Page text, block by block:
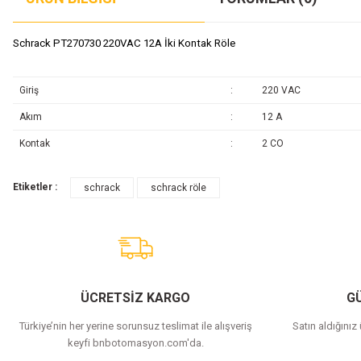
Schrack PT270730 220VAC 12A İki Kontak Röle
Giriş : 220 VAC
Akım : 12 A
Kontak : 2 CO
Etiketler : schrack schrack röle
ÜCRETSİZ KARGO
Türkiye’nin her yerine sorunsuz teslimat ile alışveriş
keyfi bnbotomasyon.com'da.
Satın